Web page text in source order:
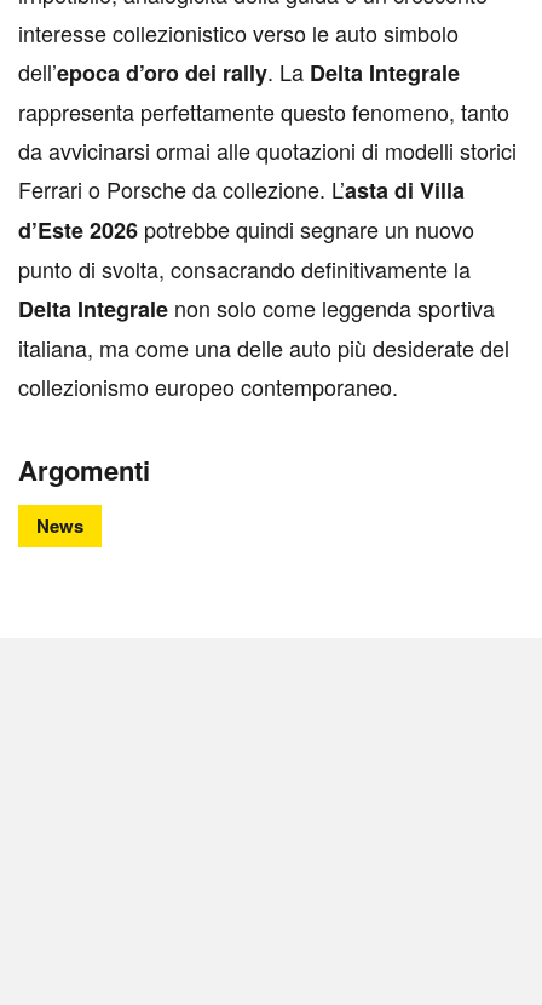
interesse collezionistico verso le auto simbolo
dell’epoca d’oro dei rally. La Delta Integrale
rappresenta perfettamente questo fenomeno, tanto
da avvicinarsi ormai alle quotazioni di modelli storici
Ferrari o Porsche da collezione. L’asta di Villa
d’Este 2026 potrebbe quindi segnare un nuovo
punto di svolta, consacrando definitivamente la
Delta Integrale non solo come leggenda sportiva
italiana, ma come una delle auto più desiderate del
collezionismo europeo contemporaneo.
Argomenti
News